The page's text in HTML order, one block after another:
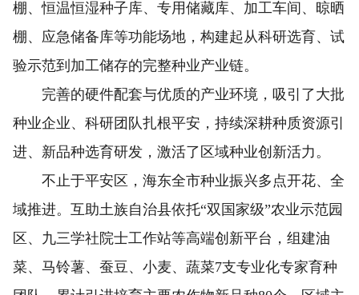
棚、恒温恒湿种子库、专用储藏库、加工车间、晾晒
棚、应急储备库等功能场地，构建起从科研选育、试
验示范到加工储存的完整种业产业链。
完善的硬件配套与优质的产业环境，吸引了大批
种业企业、科研团队扎根平安，持续深耕种质资源引
进、新品种选育研发，激活了区域种业创新活力。
不止于平安区，海东全市种业振兴多点开花、全
域推进。互助土族自治县依托“双国家级”农业示范园
区、九三学社院士工作站等高端创新平台，组建油
菜、马铃薯、蚕豆、小麦、蔬菜7支专业化专家育种